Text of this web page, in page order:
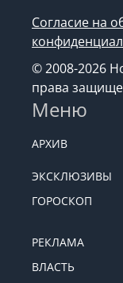
Согласие на
© 2008-2026
права
Меню
АРХИВ
ЭКСКЛЮЗИВЫ
ГОРОСКОП
РЕКЛАМА
ВЛАСТЬ